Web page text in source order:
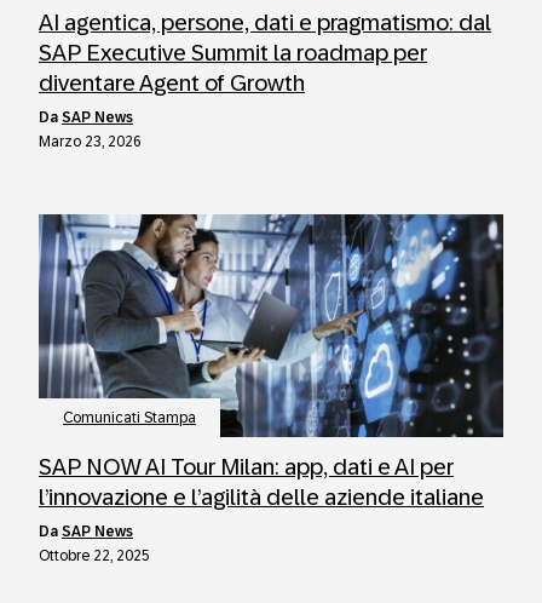
AI agentica, persone, dati e pragmatismo: dal
SAP Executive Summit la roadmap per
diventare Agent of Growth
da SAP News
Marzo 23, 2026
Comunicati Stampa
SAP NOW AI Tour Milan: app, dati e AI per
l’innovazione e l’agilità delle aziende italiane
da SAP News
Ottobre 22, 2025